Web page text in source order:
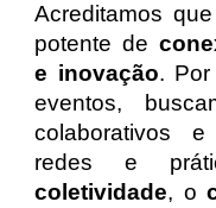
Acreditamos
potente de
e inovação.
eventos,
colaborativos e
redes e
coletividade, o